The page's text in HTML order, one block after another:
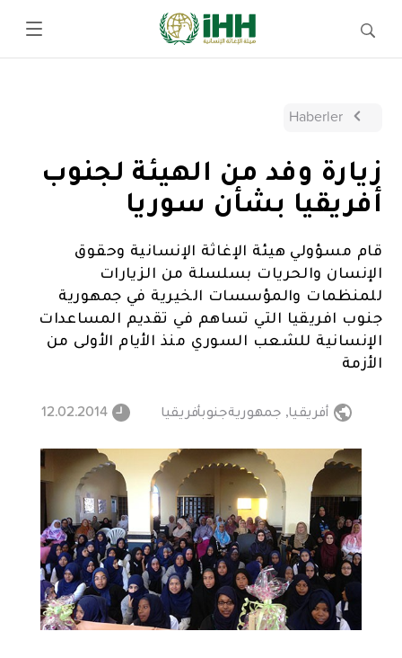
Haberler
زيارة وفد من الهيئة لجنوب
أفريقيا بشأن سوريا
قام مسؤولي هيئة الإغاثة الإنسانية وحقوق
الإنسان والحريات بسلسلة من الزيارات
للمنظمات والمؤسسات الخيرية في جمهورية
جنوب افريقيا التي تساهم في تقديم المساعدات
الإنسانية للشعب السوري منذ الأيام الأولى من
الأزمة
أفريقيا, جمهوريةجنوبأفريقيا 12.02.2014